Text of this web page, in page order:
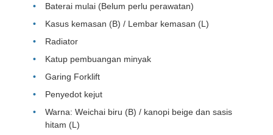
Baterai mulai (Belum perlu perawatan)
Kasus kemasan (B) / Lembar kemasan (L)
Radiator
Katup pembuangan minyak
Garing Forklift
Penyedot kejut
Warna: Weichai biru (B) / kanopi beige dan sasis
hitam (L)